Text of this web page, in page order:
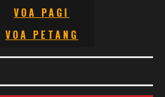
VOA PAGI
VOA PETANG